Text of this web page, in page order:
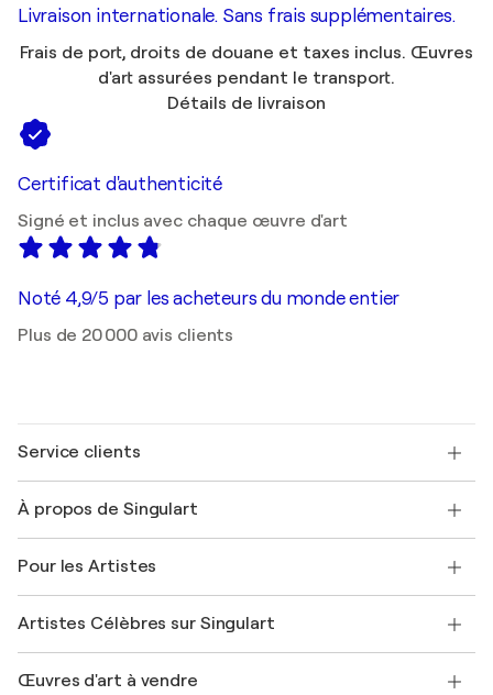
Livraison internationale. Sans frais supplémentaires.
Frais de port, droits de douane et taxes inclus. Œuvres
d'art assurées pendant le transport.
Détails de livraison
Certificat d'authenticité
Signé et inclus avec chaque œuvre d'art
Noté 4,9/5 par les acheteurs du monde entier
Plus de 20 000 avis clients
Service clients
Expédition
Offrir une carte cadeau
Rejoignez notre programme commercial
Mon compte
+33 1 76 44 06 42
À propos de Singulart
FAQ
Magazine Singulart
Emplois
Découvrez une sélection d'art original
Pour les Artistes
Se connecter en tant qu'Artiste
Artistes Célèbres sur Singulart
Marc Chagall
Œuvres d'art à vendre